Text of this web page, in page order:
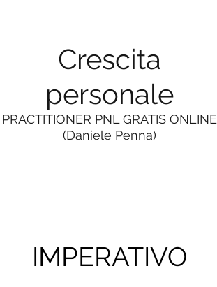
Crescita
personale
PRACTITIONER PNL GRATIS ONLINE
(Daniele Penna)
IMPERATIVO